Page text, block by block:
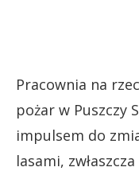
Pracownia na
pożar w Puszczy
impulsem do
lasami,